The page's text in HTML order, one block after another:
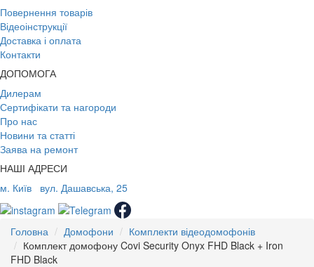
Повернення товарів
Відеоінструкції
Доставка і оплата
Контакти
ДОПОМОГА
Дилерам
Сертифікати та нагороди
Про нас
Новини та статті
Заява на ремонт
НАШІ АДРЕСИ
м. Київ
вул. Дашавська, 25
Головна Домофони
Комплекти відеодомофонів
Комплект домофону Covi Security Onyx FHD Black + Iron
FHD Black